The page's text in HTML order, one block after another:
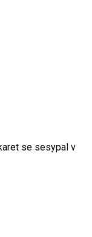
se sesypal v